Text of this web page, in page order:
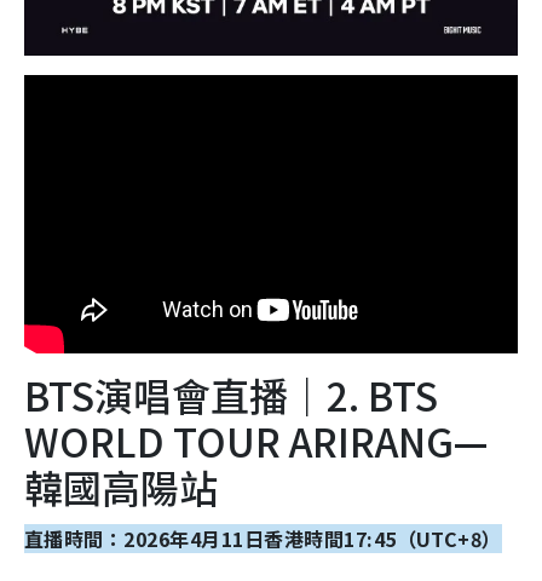
BTS演唱會直播｜2. BTS
WORLD TOUR ARIRANG—
韓國高陽站
直播時間：2026年4月11日香港時間17:45（UTC+8）